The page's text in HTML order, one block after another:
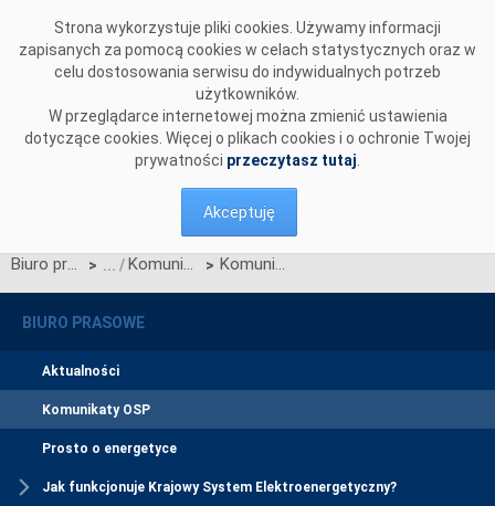
Strona wykorzystuje pliki cookies. Używamy informacji
zapisanych za pomocą cookies w celach statystycznych oraz w
celu dostosowania serwisu do indywidualnych potrzeb
użytkowników.
W przeglądarce internetowej można zmienić ustawienia
dotyczące cookies. Więcej o plikach cookies i o ochronie Twojej
prywatności przeczytasz tutaj
Akceptuję
Biuro prasowe > Komunikaty OSP > Komunikat dotyczący prawa do rekompensaty za redysponowanie nierynkowe instalacji fotowoltaicznych w dniu 05 i 06 lipca 2025 r.
BIURO PRASOWE
Aktualności
Komunikaty OSP
Prosto o energetyce
Jak funkcjonuje Krajowy System Elektroenergetyczny?